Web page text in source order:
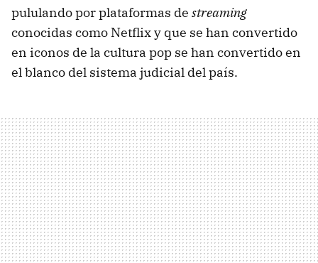
pululando por plataformas de streaming
conocidas como Netflix y que se han convertido
en iconos de la cultura pop se han convertido en
el blanco del sistema judicial del país.